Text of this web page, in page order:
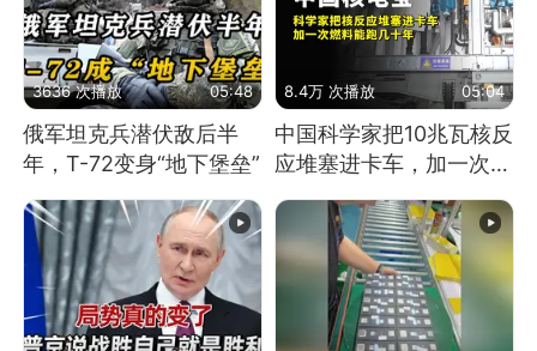
3636 次播放 05:48
俄军坦克兵潜伏敌后半
年，T-72变身“地下堡垒”
8.4万 次播放 05:04
中国科学家把10兆瓦核反
应堆塞进卡车，加一次燃
料能跑几十年